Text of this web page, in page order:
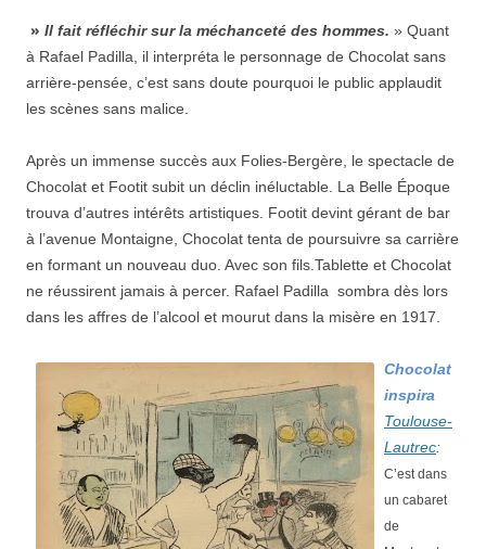
» Il fait réfléchir sur la méchanceté des hommes. » Quant
à Rafael Padilla, il interpréta le personnage de Chocolat sans
arrière-pensée, c’est sans doute pourquoi le public applaudit
les scènes sans malice.
Après un immense succès aux Folies-Bergère, le spectacle de
Chocolat et Footit subit un déclin inéluctable. La Belle Époque
trouva d’autres intérêts artistiques. Footit devint gérant de bar
à l’avenue Montaigne, Chocolat tenta de poursuivre sa carrière
en formant un nouveau duo. Avec son fils.Tablette et Chocolat
ne réussirent jamais à percer. Rafael Padilla sombra dès lors
dans les affres de l’alcool et mourut dans la misère en 1917.
Chocolat
inspira
Toulouse-
Lautrec:
C’est dans
un cabaret
de